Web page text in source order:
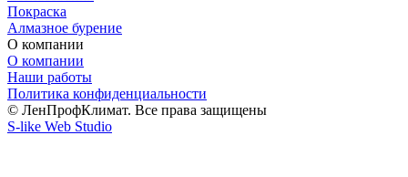
Покраска
Алмазное бурение
О компании
О компании
Наши работы
Политика конфиденциальности
© ЛенПрофКлимат. Все права защищены
S-like Web Studio